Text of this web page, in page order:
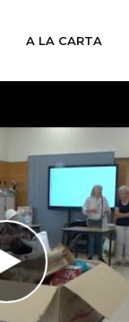
A LA CARTA